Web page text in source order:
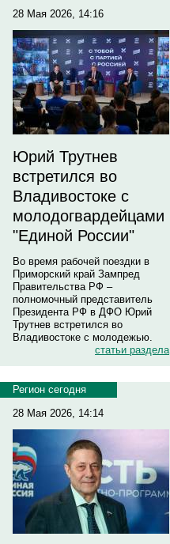
28 Мая 2026, 14:16
Юрий Трутнев
встретился во
Владивостоке с
молодогвардейцами
"Единой России"
Во время рабочей поездки в
Приморский край Зампред
Правительства РФ –
полномочный представитель
Президента РФ в ДФО Юрий
Трутнев встретился во
Владивостоке с молодежью.
статьи раздела
Регион сегодня
28 Мая 2026, 14:14